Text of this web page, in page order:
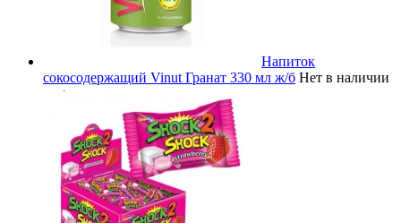
Напиток
сокосодержащий Vinut Гранат 330 мл ж/б Нет в наличии